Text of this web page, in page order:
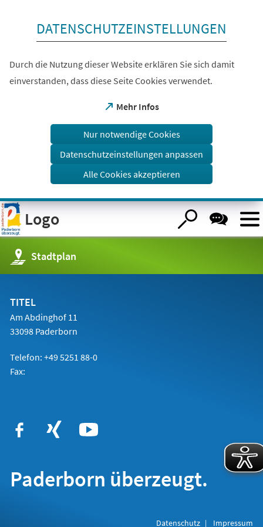
Visuelle
Assistenzsoftware
öffnen.
DATENSCHUTZEINSTELLUNGEN
Durch die Nutzung dieser Website erklären Sie sich damit
einverstanden, dass diese Seite Cookies verwendet.
Mehr Infos
(Öffnet
einem
Tab)
Nur notwendige Cookies
Datenschutzeinstellungen anpassen
Alle Cookies akzeptieren
Logo
Stadtplan
(Öffnet
in
einem
Tab)
TITEL
Am Abdinghof 11
33098 Paderborn
Telefon: +49 5251 88-0
Fax:
Paderborn überzeugt.
Datenschutz Impressum